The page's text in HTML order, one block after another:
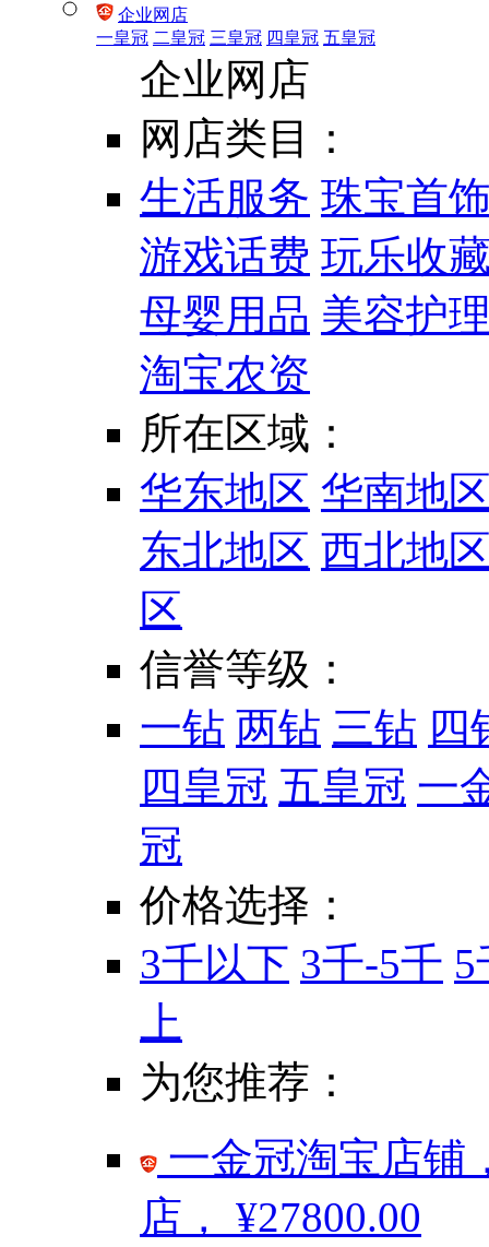
企业网店
一皇冠 二皇冠 三皇冠 四皇冠 五皇冠
企业网店
网店类目：
生活服务 珠宝首
游戏话费 玩乐收
母婴用品 美容护
淘宝农资
所在区域：
华东地区 华南地
东北地区 西北地
区
信誉等级：
一钻 两钻 三钻 四
四皇冠 五皇冠 一
冠
价格选择：
3千以下 3千-5千 5
上
为您推荐：
一金冠淘宝店铺
店， ¥27800.00